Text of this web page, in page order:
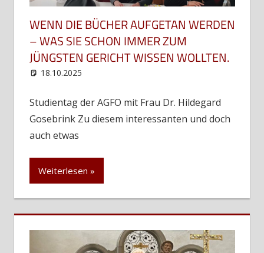
WENN DIE BÜCHER AUFGETAN WERDEN
– WAS SIE SCHON IMMER ZUM
JÜNGSTEN GERICHT WISSEN WOLLTEN.
18.10.2025
Studientag der AGFO mit Frau Dr. Hildegard
Gosebrink Zu diesem interessanten und doch
auch etwas
Weiterlesen